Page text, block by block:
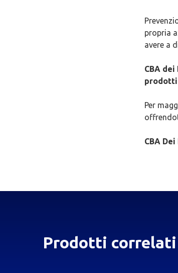
propria
avere a
CBA
Per
CBA
Prodotti correlati